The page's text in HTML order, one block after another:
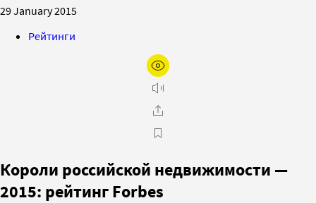
29 January 2015
Рейтинги
Короли российской недвижимости —
2015: рейтинг Forbes